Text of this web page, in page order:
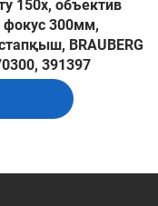
150х, объектив
300мм,
BRAUBERG
391397